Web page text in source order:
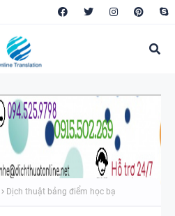
Dịch thuật bảng điểm học bạ